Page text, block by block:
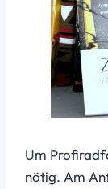
Um
nötig. Am